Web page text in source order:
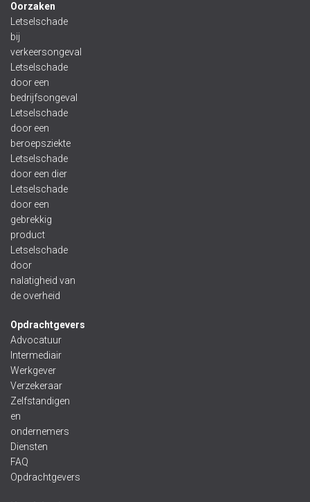
Oorzaken
Letselschade
bij
verkeersongeval
Letselschade
door een
bedrijfsongeval
Letselschade
door een
beroepsziekte
Letselschade
door een dier
Letselschade
door een
gebrekkig
product
Letselschade
door
nalatigheid van
de overheid
Opdrachtgevers
Advocatuur
Intermediair
Werkgever
Verzekeraar
Zelfstandigen
en
ondernemers
Diensten
FAQ
Opdrachtgevers